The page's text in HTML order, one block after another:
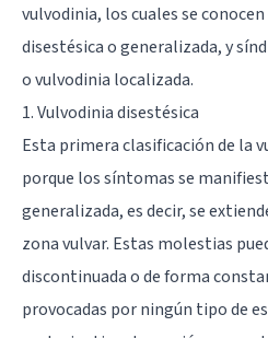
vulvodinia, los cuales se
disestésica o generalizada, y
o vulvodinia localizada.
1. Vulvodinia disestésica
Esta primera clasificación de la
porque los síntomas se
generalizada, es decir, se
zona vulvar. Estas molestias
discontinuada o de forma
provocadas por ningún tipo de